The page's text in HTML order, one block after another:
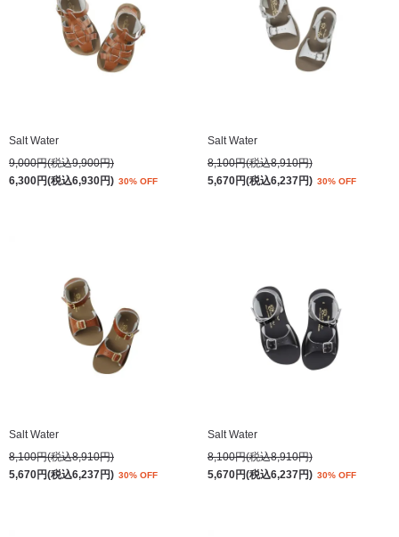
Salt Water
9,000円(税込9,900円)
6,300円(税込6,930円) 30% OFF
Salt Water
8,100円(税込8,910円)
5,670円(税込6,237円) 30% OFF
Salt Water
8,100円(税込8,910円)
5,670円(税込6,237円) 30% OFF
Salt Water
8,100円(税込8,910円)
5,670円(税込6,237円) 30% OFF